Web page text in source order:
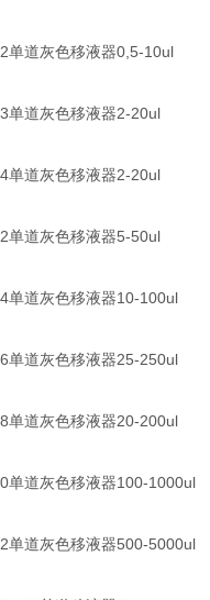
道灰色移液器0,5-10ul
道灰色移液器2-20ul
道灰色移液器2-20ul
道灰色移液器5-50ul
道灰色移液器10-100ul
道灰色移液器25-250ul
道灰色移液器20-200ul
道灰色移液器100-1000ul
道灰色移液器500-5000ul